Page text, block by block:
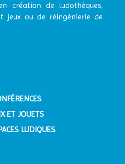
création de ludothèques,
jeux ou de réingénierie de
ET JOUETS
LUDIQUES